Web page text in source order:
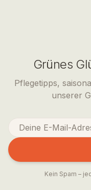
Grünes
Pflegetipps,
unserer
Kein Spam –